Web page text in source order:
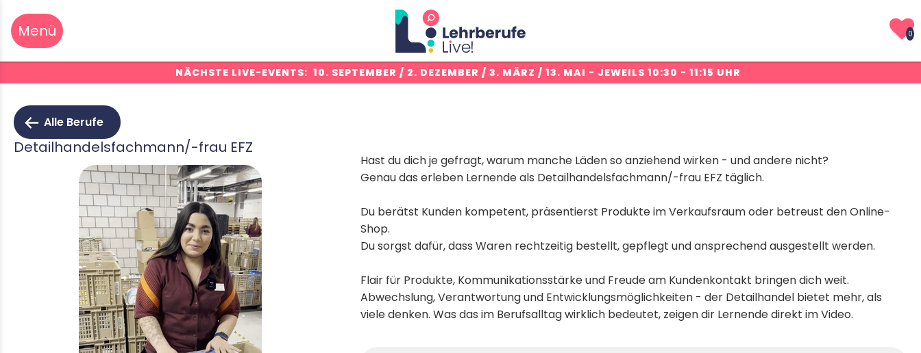
0
NÄCHSTE LIVE-EVENTS: 10. SEPTEMBER / 2. DEZEMBER / 3. MÄRZ / 13. MAI - JEWEILS 10:30 - 11:15 UHR
Alle Berufe
Detailhandelsfachmann/-frau EFZ
Hast du dich je gefragt, warum manche Läden so anziehend wirken - und andere nicht?
Genau das erleben Lernende als Detailhandelsfachmann/-frau EFZ täglich.
Du berätst Kunden kompetent, präsentierst Produkte im Verkaufsraum oder betreust den Online-
Shop.
Du sorgst dafür, dass Waren rechtzeitig bestellt, gepflegt und ansprechend ausgestellt werden.
Flair für Produkte, Kommunikationsstärke und Freude am Kundenkontakt bringen dich weit.
Abwechslung, Verantwortung und Entwicklungsmöglichkeiten - der Detailhandel bietet mehr, als
viele denken. Was das im Berufsalltag wirklich bedeutet, zeigen dir Lernende direkt im Video.